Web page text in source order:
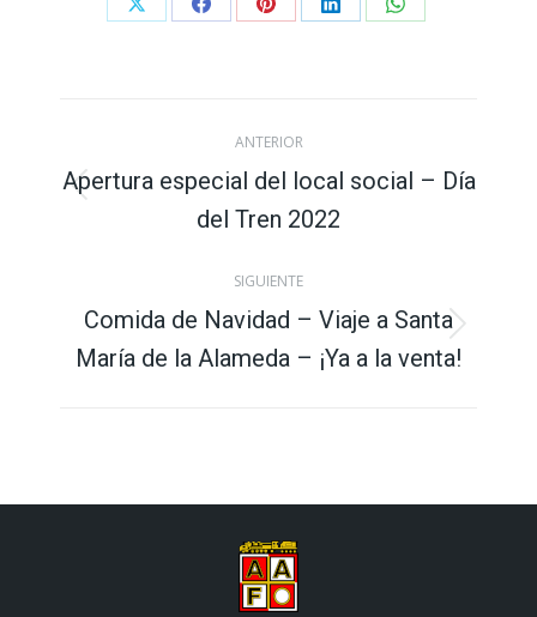
CompartirCompartirCompartirCompartirCompartir
Navegación
entre
publicaciones
ANTERIOR
anterior:
Apertura especial del local social – Día
del Tren 2022
SIGUIENTE
Publicación
siguiente:
Comida de Navidad – Viaje a Santa
María de la Alameda – ¡Ya a la venta!